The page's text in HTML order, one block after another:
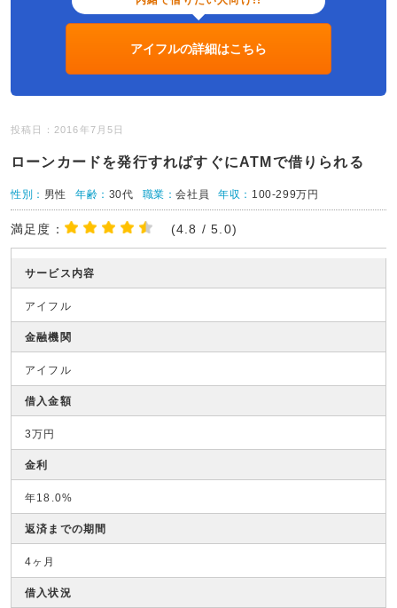
アイフルの詳細はこちら
投稿日：2016年7月5日
ローンカードを発行すればすぐにATMで借りられる
性別： 男性 年齢： 30代 職業：会社員 年収： 100-299万円
満足度： (4.8 / 5.0)
サービス内容
アイフル
金融機関
アイフル
借入金額
3万円
金利
年18.0%
返済までの期間
4ヶ月
借入状況